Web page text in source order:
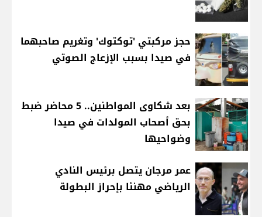
حجز مركبتي 'توكتوك' وتغريم صاحبهما
في صيدا بسبب الإزعاج الصوتي
بعد شكاوى المواطنين.. 5 محاضر ضبط
بحق أصحاب المولدات في صيدا
وضواحيها
عمر مرجان يتصل برئيس النادي
الرياضي مهنئا بإحراز البطولة